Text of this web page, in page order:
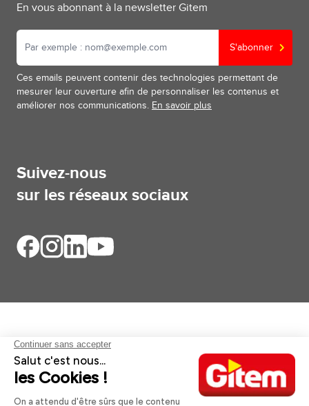
En vous abonnant à la newsletter Gitem
S'abonner
Ces emails peuvent contenir des technologies permettant de
mesurer leur ouverture afin de personnaliser les contenus et
améliorer nos communications. En savoir plus
Suivez-nous
sur les réseaux sociaux
Aides et informations
Services